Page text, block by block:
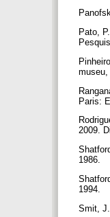
Pato,
Paris:
2009.
1986.
1994.
Smit,